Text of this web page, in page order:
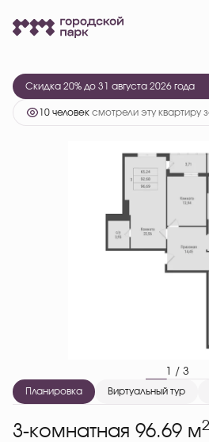
3-комнатная96.69 м
Ипотека от 54 129 руб.
Скидка 20% до 31 августа 2026 года
10 человек смотрели эту квартиру
1 / 3
Планировка Виртуальный тур
3-комнатная 96.69 м2